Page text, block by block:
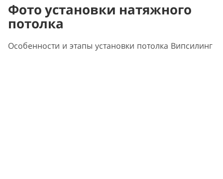
Фото установки натяжного
потолка
Особенности и этапы установки потолка Випсилинг